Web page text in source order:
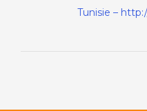
Tunisie –